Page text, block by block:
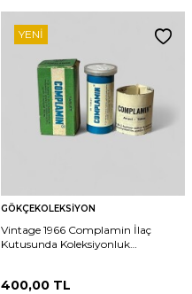
YENI
GÖKÇEKOLEKSIYON
Vintage 1966 Complamin İlaç
Kutusunda Koleksiyonluk
400,00 TL